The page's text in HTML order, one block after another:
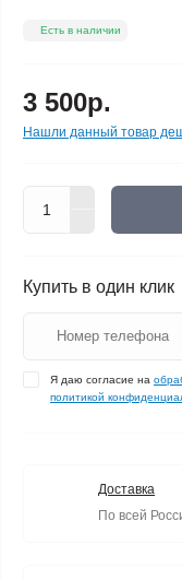
Есть в наличии
3 500р.
Нашли данный товар
Купить в один клик
Я даю согласие на
политикой
Доставка
По всей